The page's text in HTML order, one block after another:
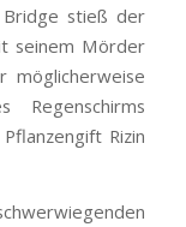
stieß der
seinem Mörder
möglicherweise
Rizin